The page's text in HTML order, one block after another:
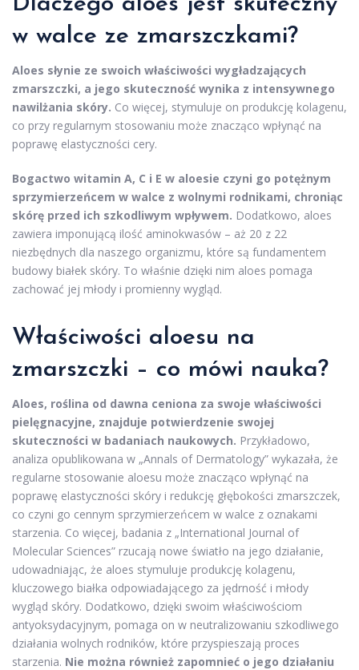
w walce ze zmarszczkami?
Aloes słynie ze swoich właściwości wygładzających
zmarszczki, a jego skuteczność wynika z intensywnego
nawilżania skóry. Co więcej, stymuluje on produkcję kolagenu,
co przy regularnym stosowaniu może znacząco wpłynąć na
poprawę elastyczności cery.
Bogactwo witamin A, C i E w aloesie czyni go potężnym
sprzymierzeńcem w walce z wolnymi rodnikami, chroniąc
skórę przed ich szkodliwym wpływem. Dodatkowo, aloes
zawiera imponującą ilość aminokwasów – aż 20 z 22
niezbędnych dla naszego organizmu, które są fundamentem
budowy białek skóry. To właśnie dzięki nim aloes pomaga
zachować jej młody i promienny wygląd.
Właściwości aloesu na
zmarszczki – co mówi nauka?
Aloes, roślina od dawna ceniona za swoje właściwości
pielęgnacyjne, znajduje potwierdzenie swojej
skuteczności w badaniach naukowych. Przykładowo,
analiza opublikowana w „Annals of Dermatology” wykazała, że
regularne stosowanie aloesu może znacząco wpłynąć na
poprawę elastyczności skóry i redukcję głębokości zmarszczek,
co czyni go cennym sprzymierzeńcem w walce z oznakami
starzenia. Co więcej, badania z „International Journal of
Molecular Sciences” rzucają nowe światło na jego działanie,
udowadniając, że aloes stymuluje produkcję kolagenu,
kluczowego białka odpowiadającego za jędrność i młody
wygląd skóry. Dodatkowo, dzięki swoim właściwościom
antyoksydacyjnym, pomaga on w neutralizowaniu szkodliwego
działania wolnych rodników, które przyspieszają proces
starzenia. Nie można również zapomnieć o jego działaniu